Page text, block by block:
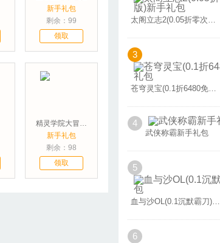
新手礼包
剩余：99
领取
精灵学院大冒险代金笔笔返
新手礼包
剩余：98
领取
太阁立志2(0.05折零次元战纪买断版)新手礼包
3
苍穹灵宝(0.1折6480免费版)新手礼包
4
武侠称霸新手礼包
5
血与沙OL(0.1沉默霸刀)VIP累充礼包
6